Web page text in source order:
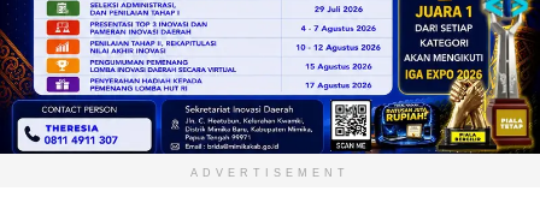
ADVERTISEMENT